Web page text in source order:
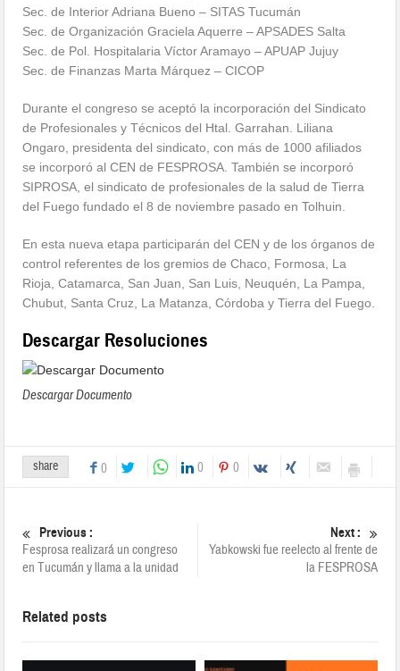
Sec. de Interior Adriana Bueno – SITAS Tucumán
Sec. de Organización Graciela Aquerre – APSADES Salta
Sec. de Pol. Hospitalaria Víctor Aramayo – APUAP Jujuy
Sec. de Finanzas Marta Márquez – CICOP
Durante el congreso se aceptó la incorporación del Sindicato
de Profesionales y Técnicos del Htal. Garrahan. Liliana
Ongaro, presidenta del sindicato, con más de 1000 afiliados
se incorporó al CEN de FESPROSA. También se incorporó
SIPROSA, el sindicato de profesionales de la salud de Tierra
del Fuego fundado el 8 de noviembre pasado en Tolhuin.
En esta nueva etapa participarán del CEN y de los órganos de
control referentes de los gremios de Chaco, Formosa, La
Rioja, Catamarca, San Juan, San Luis, Neuquén, La Pampa,
Chubut, Santa Cruz, La Matanza, Córdoba y Tierra del Fuego.
Descargar Resoluciones
Descargar Documento
share 0 0 0
Previous :
Fesprosa realizará un congreso
en Tucumán y llama a la unidad
Next :
Yabkowski fue reelecto al frente de
la FESPROSA
Related posts